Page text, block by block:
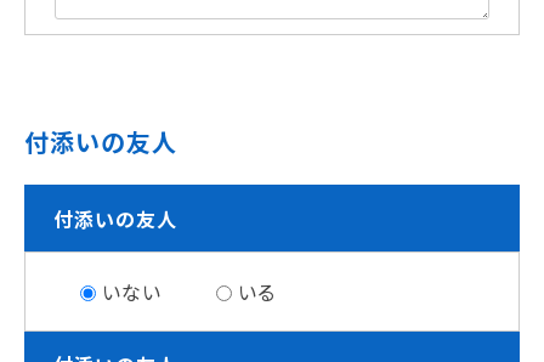
付添いの友人
付添いの友人
いない いる